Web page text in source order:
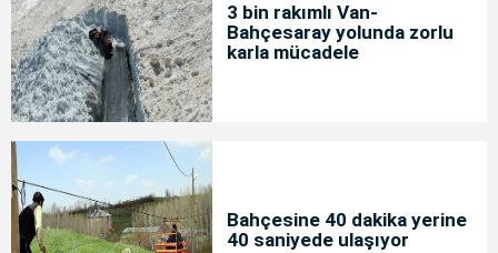
3 bin rakımlı Van-
Bahçesaray yolunda zorlu
karla mücadele
Bahçesine 40 dakika yerine
40 saniyede ulaşıyor